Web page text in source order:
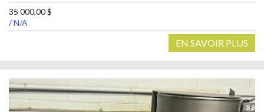
35 000,00 $
/ N/A
EN SAVOIR PLUS